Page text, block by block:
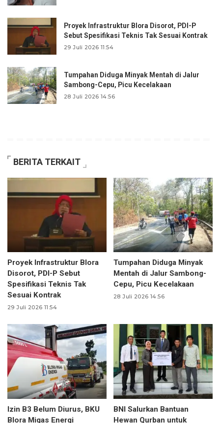
Proyek Infrastruktur Blora Disorot, PDI-P
Sebut Spesifikasi Teknis Tak Sesuai Kontrak
29 Juli 2026 11:54
Tumpahan Diduga Minyak Mentah di Jalur
Sambong-Cepu, Picu Kecelakaan
28 Juli 2026 14:56
BERITA TERKAIT
Proyek Infrastruktur Blora
Disorot, PDI-P Sebut
Spesifikasi Teknis Tak
Sesuai Kontrak
29 Juli 2026 11:54
Tumpahan Diduga Minyak
Mentah di Jalur Sambong-
Cepu, Picu Kecelakaan
28 Juli 2026 14:56
Izin B3 Belum Diurus, BKU
Blora Migas Energi
BNI Salurkan Bantuan
Hewan Qurban untuk